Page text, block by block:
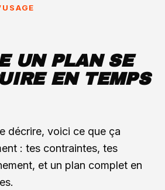
UN PLAN SE
EN TEMPS
décrire, voici ce que ça
: tes contraintes, tes
et un plan complet en